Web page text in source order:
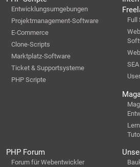
Entwicklungsumgebungen
Projektmanagement-Software
E-Commerce
Clone-Scripts
Marktplatz-Software
Ticket & Supportsysteme
PHP Scripte
Full
PHP Forum
Forum für Webentwickler